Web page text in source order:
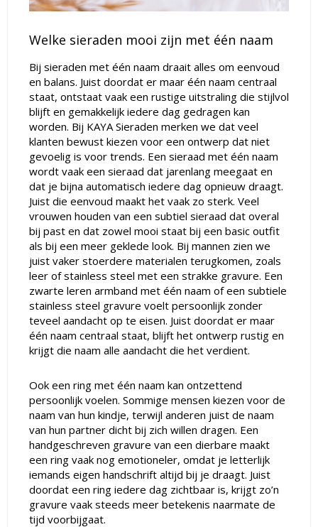
Welke sieraden mooi zijn met één naam
Bij sieraden met één naam draait alles om eenvoud
en balans. Juist doordat er maar één naam centraal
staat, ontstaat vaak een rustige uitstraling die stijlvol
blijft en gemakkelijk iedere dag gedragen kan
worden. Bij KAYA Sieraden merken we dat veel
klanten bewust kiezen voor een ontwerp dat niet
gevoelig is voor trends. Een sieraad met één naam
wordt vaak een sieraad dat jarenlang meegaat en
dat je bijna automatisch iedere dag opnieuw draagt.
Juist die eenvoud maakt het vaak zo sterk. Veel
vrouwen houden van een subtiel sieraad dat overal
bij past en dat zowel mooi staat bij een basic outfit
als bij een meer geklede look. Bij mannen zien we
juist vaker stoerdere materialen terugkomen, zoals
leer of stainless steel met een strakke gravure. Een
zwarte leren armband met één naam of een subtiele
stainless steel gravure voelt persoonlijk zonder
teveel aandacht op te eisen. Juist doordat er maar
één naam centraal staat, blijft het ontwerp rustig en
krijgt die naam alle aandacht die het verdient.
Ook een ring met één naam kan ontzettend
persoonlijk voelen. Sommige mensen kiezen voor de
naam van hun kindje, terwijl anderen juist de naam
van hun partner dicht bij zich willen dragen. Een
handgeschreven gravure van een dierbare maakt
een ring vaak nog emotioneler, omdat je letterlijk
iemands eigen handschrift altijd bij je draagt. Juist
doordat een ring iedere dag zichtbaar is, krijgt zo’n
gravure vaak steeds meer betekenis naarmate de
tijd voorbijgaat.